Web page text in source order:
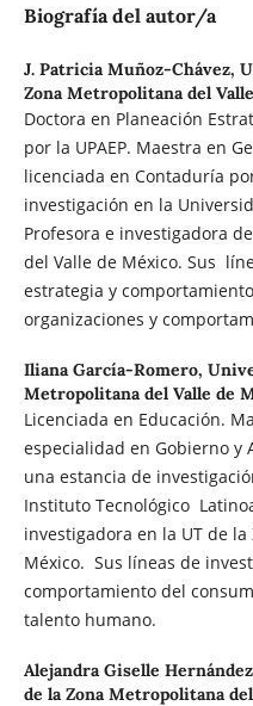
Biografía del autor/a
J. Patricia Muñoz-Chávez,
Zona Metropolitana del
Doctora en Planeación
por la UPAEP. Maestra en
licenciada en Contaduría
investigación en la
Profesora e investigadora
del Valle de México. Sus
estrategia y
organizaciones y
Iliana García-Romero,
Metropolitana del Valle de
Licenciada en Educación.
especialidad en Gobierno y
una estancia de
Instituto Tecnológico
investigadora en la UT de
México. Sus líneas de
comportamiento del
talento humano.
Alejandra Giselle
de la Zona Metropolitana